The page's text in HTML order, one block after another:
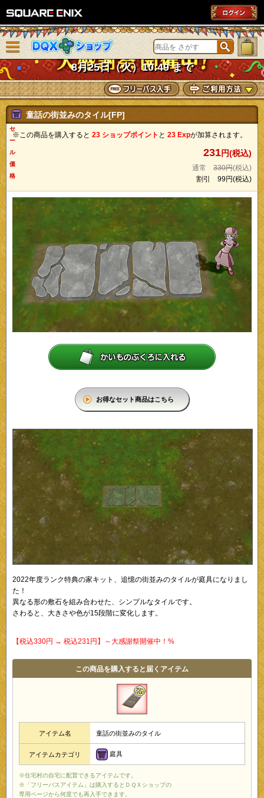
DQXショップ
8月25日（火）10:49 まで
ニューを閉じる
童話の街並みのタイル[FP]
※この商品を購入すると 23 ショップポイント と 23 Expが加算されます。
セ
ー
ル
価
格
231円(税込)
通常 330円(税込)
割引 99円(税込)
お得なセット商品はこちら
2022年度ランク特典の家キット、追憶の街並みのタイルが庭具になりまし
た！
異なる形の敷石を組み合わせた、シンプルなタイルです。
さわると、大きさや色が15段階に変化します。
【税込330円 → 税込231円】～大感謝祭開催中！%
この商品を購入すると届くアイテム
アイテム名 童話の街並みのタイル
アイテムカテゴリ 庭具
※住宅村の自宅に配置できるアイテムです。
※「フリーパスアイテム」は購入するとＤＱＸショップの
専用ページから何度でも再入手できます。